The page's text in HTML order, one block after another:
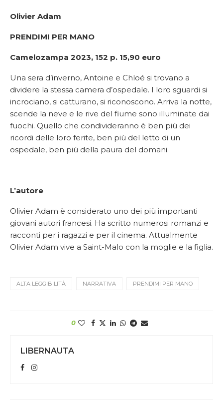
Olivier Adam
PRENDIMI PER MANO
Camelozampa 2023, 152 p. 15,90 euro
Una sera d’inverno, Antoine e Chloé si trovano a
dividere la stessa camera d’ospedale. I loro sguardi si
incrociano, si catturano, si riconoscono. Arriva la notte,
scende la neve e le rive del fiume sono illuminate dai
fuochi. Quello che condivideranno è ben più dei
ricordi delle loro ferite, ben più del letto di un
ospedale, ben più della paura del domani.
L’autore
Olivier Adam è considerato uno dei più importanti
giovani autori francesi. Ha scritto numerosi romanzi e
racconti per i ragazzi e per il cinema. Attualmente
Olivier Adam vive a Saint-Malo con la moglie e la figlia.
ALTA LEGGIBILITÀ NARRATIVA PRENDIMI PER MANO
0
LIBERNAUTA